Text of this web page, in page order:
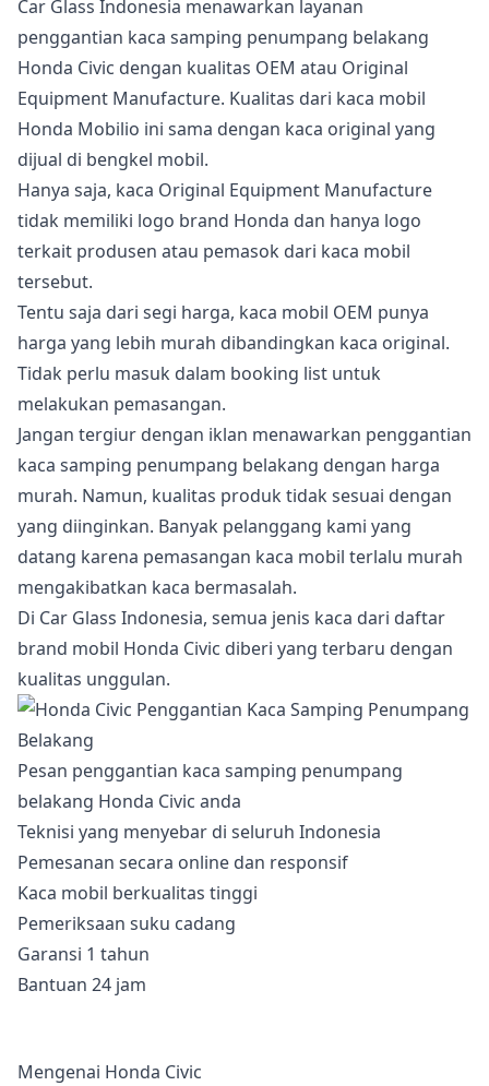
Car Glass Indonesia menawarkan layanan
penggantian kaca samping penumpang belakang
Honda Civic dengan kualitas OEM atau Original
Equipment Manufacture. Kualitas dari kaca mobil
Honda Mobilio ini sama dengan kaca original yang
dijual di bengkel mobil.
Hanya saja, kaca Original Equipment Manufacture
tidak memiliki logo brand Honda dan hanya logo
terkait produsen atau pemasok dari kaca mobil
tersebut.
Tentu saja dari segi harga, kaca mobil OEM punya
harga yang lebih murah dibandingkan kaca original.
Tidak perlu masuk dalam booking list untuk
melakukan pemasangan.
Jangan tergiur dengan iklan menawarkan penggantian
kaca samping penumpang belakang dengan harga
murah. Namun, kualitas produk tidak sesuai dengan
yang diinginkan. Banyak pelanggang kami yang
datang karena pemasangan kaca mobil terlalu murah
mengakibatkan kaca bermasalah.
Di Car Glass Indonesia, semua jenis kaca dari daftar
brand mobil Honda Civic diberi yang terbaru dengan
kualitas unggulan.
Pesan penggantian kaca samping penumpang
belakang Honda Civic anda
Teknisi yang menyebar di seluruh Indonesia
Pemesanan secara online dan responsif
Kaca mobil berkualitas tinggi
Pemeriksaan suku cadang
Garansi 1 tahun
Bantuan 24 jam
Mengenai Honda Civic